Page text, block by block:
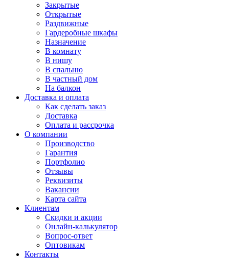
Закрытые
Открытые
Раздвижные
Гардеробные шкафы
Назначение
В комнату
В нишу
В спальню
В частный дом
На балкон
Доставка и оплата
Как сделать заказ
Доставка
Оплата и рассрочка
О компании
Производство
Гарантия
Портфолио
Отзывы
Реквизиты
Вакансии
Карта сайта
Клиентам
Скидки и акции
Онлайн-калькулятор
Вопрос-ответ
Оптовикам
Контакты